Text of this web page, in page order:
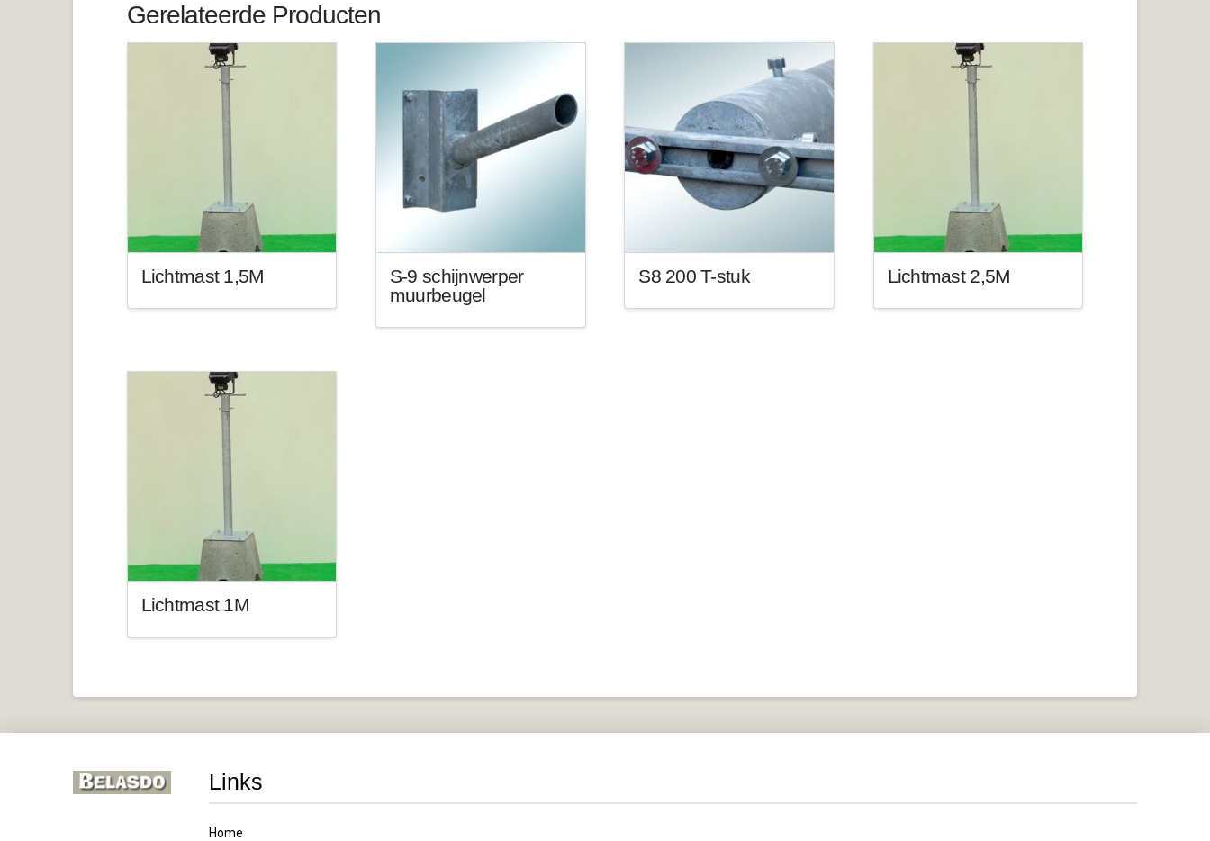
Gerelateerde Producten
Lichtmast 1,5M
S-9 schijnwerper
muurbeugel
S8 200 T-stuk Lichtmast 2,5M
Lichtmast 1M
Links
Home